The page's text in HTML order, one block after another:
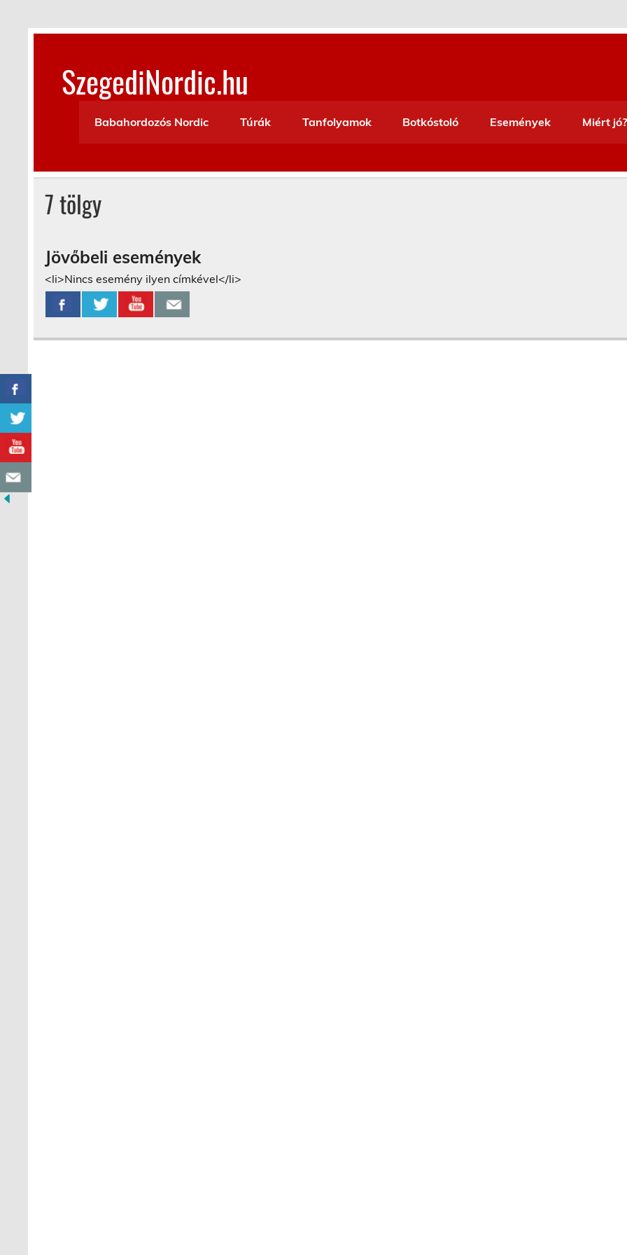
content
SzegediNordic.hu
Babahordozós Nordic
Túrák Tanfolyamok Botkóstoló Események Miért jó?
7 tölgy
Jövőbeli események
<li>Nincs esemény ilyen címkével</li>